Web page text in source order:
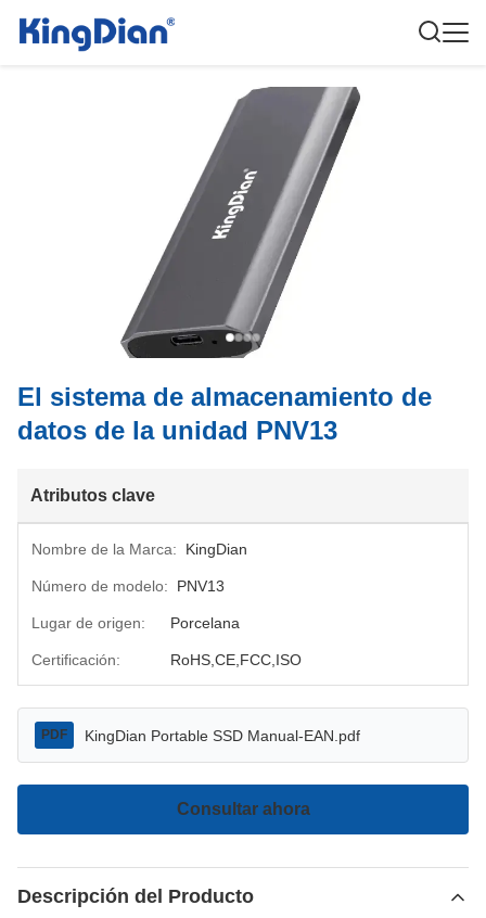
El sistema de almacenamiento de
datos de la unidad PNV13
Atributos clave
Nombre de la Marca: KingDian
Número de modelo: PNV13
Lugar de origen: Porcelana
Certificación: RoHS,CE,FCC,ISO
PDF KingDian Portable SSD Manual-EAN.pdf
Consultar ahora
Descripción del Producto